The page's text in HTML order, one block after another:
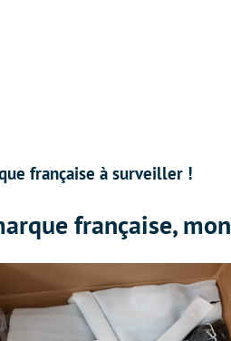
française à surveiller !
française,